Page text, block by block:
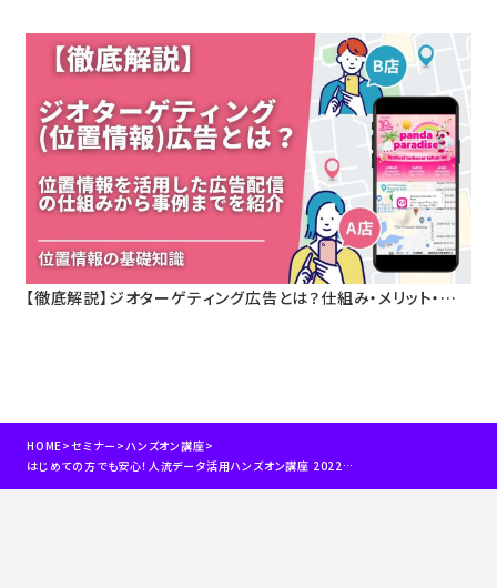
【徹底解説】ジオターゲティング広告とは？仕組み・メリット・活
HOME>セミナー > ハンズオン講座>
はじめての方でも安心！人流データ活用ハンズオン講座 2022年3月16日開催